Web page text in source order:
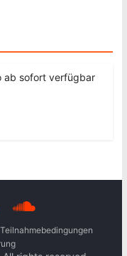
ab sofort verfügbar